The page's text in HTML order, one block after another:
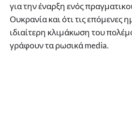
για την έναρξη ενός
Ουκρανία και ότι τις επόμενες
ιδιαίτερη κλιμάκωση του
γράφουν τα ρωσικά media.